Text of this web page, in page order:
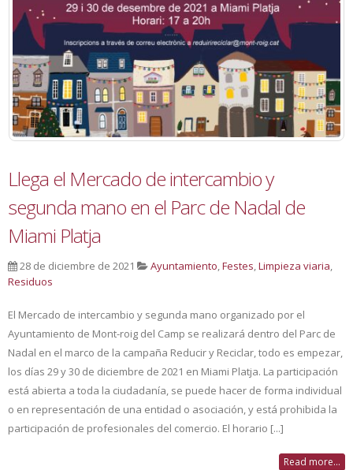
Llega el Mercado de intercambio y
segunda mano en el Parc de Nadal de
Miami Platja
28 de diciembre de 2021 Ayuntamiento,Festes,Limpieza viaria,
Residuos
El Mercado de intercambio y segunda mano organizado por el
Ayuntamiento de Mont-roig del Camp se realizará dentro del Parc de
Nadal en el marco de la campaña Reducir y Reciclar, todo es empezar,
los días 29 y 30 de diciembre de 2021 en Miami Platja. La participación
está abierta a toda la ciudadanía, se puede hacer de forma individual
o en representación de una entidad o asociación, y está prohibida la
participación de profesionales del comercio. El horario [...]
Read more...